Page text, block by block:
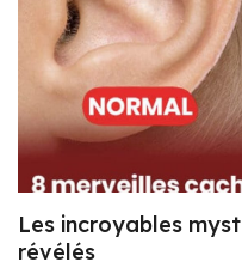
Les incroyables
révélés